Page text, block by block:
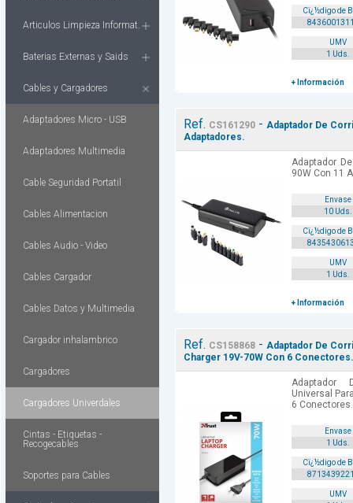
Articulos Limpieza Informat.
Baterias Externas y Saids
Cables y Cargadores
Adaptadores Micro - USB
Adaptadores Multimedia
Cable Seguridad Portatil
Cables Alimentacion
Cables Audio - Video
Cables Cargador
Cables Datos y Multimedia
Cargador inhalambrico
Cargadores
Cargadores Univerdales
Cintas - Etiquetas -
Recogecables
Soportes para Cables
Cï¿½digo de
UMV
1 Uds.
+ Información
Ref. CS161290 - Adaptador De
Adaptadores.
Adaptador
90W Con 11
Envase
10 Uds.
Cï¿½digo de
UMV
1 Uds.
+ Información
Ref. CS158868 - Adaptador De
Charger 19V-70W Con 6 Conectores.
Adaptador
Universal
6
Envase
1 Uds.
Cï¿½digo de
UMV